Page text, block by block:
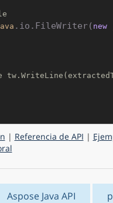
.io.FileWriter( new
| Referencia de API |
Aspose Java API